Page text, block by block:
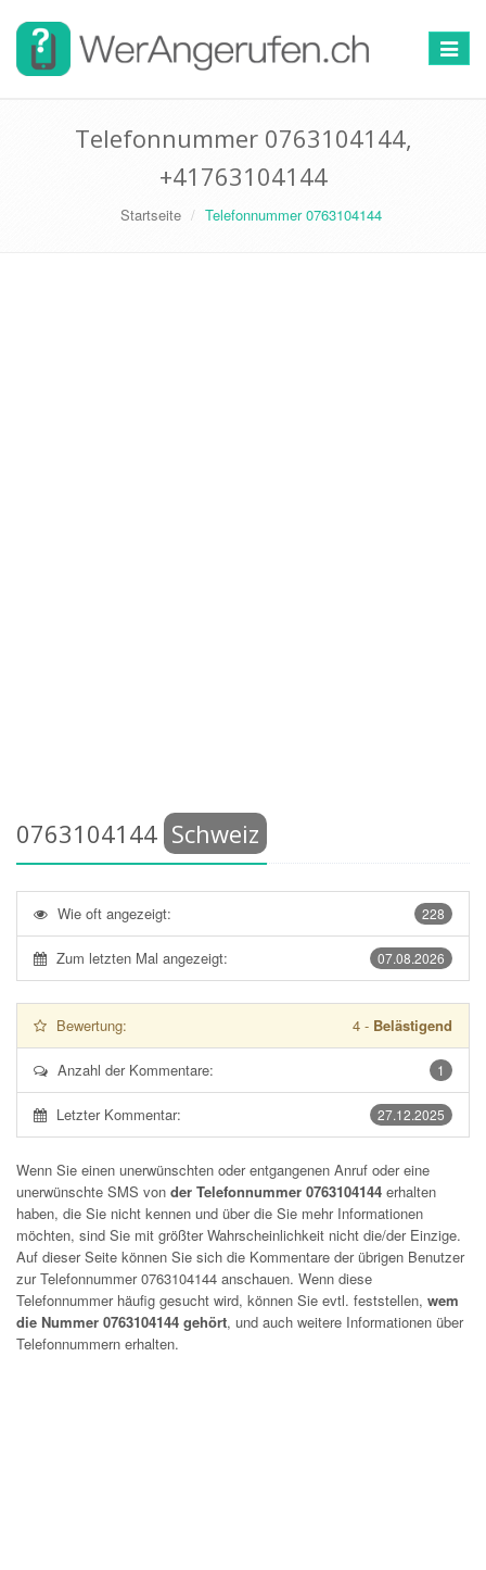
Toggle
Telefonnummer 0763104144,
+41763104144
Startseite Telefonnummer 0763104144
0763104144 Schweiz
228
Wie oft angezeigt:
07.08.2026
Zum letzten Mal angezeigt:
Bewertung: 4 - Belästigend
1
Anzahl der Kommentare:
27.12.2025
Letzter Kommentar:
Wenn Sie einen unerwünschten oder entgangenen Anruf oder eine
unerwünschte SMS von der Telefonnummer 0763104144 erhalten
haben, die Sie nicht kennen und über die Sie mehr Informationen
möchten, sind Sie mit größter Wahrscheinlichkeit nicht die/der Einzige.
Auf dieser Seite können Sie sich die Kommentare der übrigen Benutzer
zur Telefonnummer0763104144 anschauen. Wenn diese
Telefonnummer häufig gesucht wird, können Sie evtl. feststellen, wem
die Nummer 0763104144 gehört, und auch weitere Informationen über
Telefonnummern erhalten.